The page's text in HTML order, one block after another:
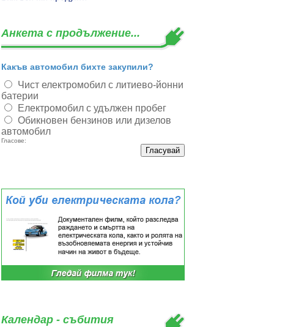
Анкета с продължение...
Какъв автомобил бихте закупили?
Чист електромобил с литиево-йонни
батерии
Електромобил с удължен пробег
Обикновен бензинов или дизелов
автомобил
Гласове:
Календар - събития